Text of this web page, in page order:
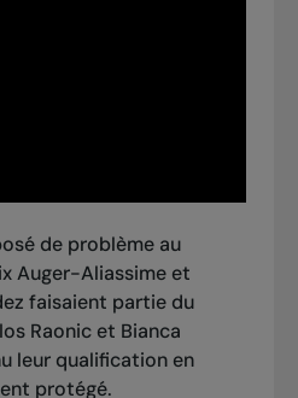
de problème au
Auger-Aliassime et
faisaient partie du
Raonic et Bianca
leur qualification en
protégé.